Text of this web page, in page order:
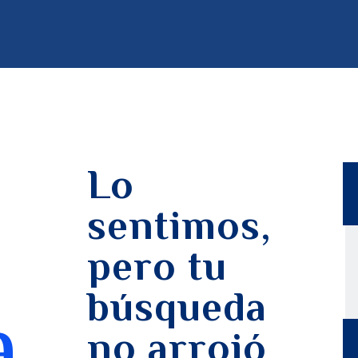
Lo
sentimos,
pero tu
búsqueda
no arrojó